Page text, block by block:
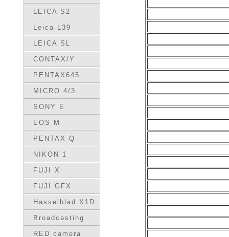
LEICA S2
Leica L39
LEICA SL
CONTAX/Y
PENTAX645
MICRO 4/3
SONY E
EOS M
PENTAX Q
NIKON 1
FUJI X
FUJI GFX
Hasselblad X1D
Broadcasting
RED camera